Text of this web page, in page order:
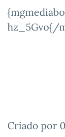
hz_5Gvo{/
Criado por